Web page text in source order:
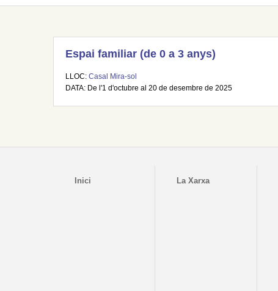
Espai familiar (de 0 a 3 anys)
LLOC: Casal Mira-sol
DATA: De l'1 d'octubre al 20 de desembre de 2025
Inici La Xarxa